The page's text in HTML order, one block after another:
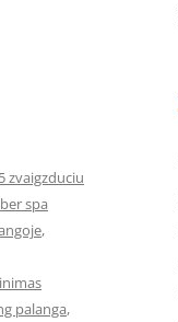
5 zvaigzduciu
spa
,
palanga,